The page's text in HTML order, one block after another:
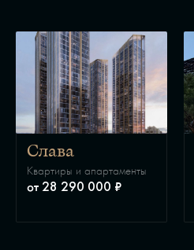
Слава
Квартиры и апартаменты
от 28 290 000 ₽